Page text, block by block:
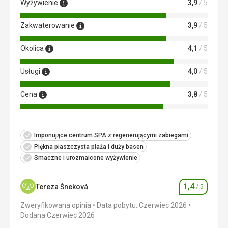
Wyżywienie
3,9 / 5
Zakwaterowanie 3,9 / 5
Okolica 4,1 / 5
Usługi 4,0 / 5
Cena 3,8 / 5
Imponujące centrum SPA z regenerującymi zabiegami
Piękna piaszczysta plaża i duży basen
Smaczne i urozmaicone wyżywienie
Tereza Šneková Ocena
1,4/ 5
Zweryfikowana opinia
Data pobytu: Czerwiec 2026
Dodana Czerwiec 2026